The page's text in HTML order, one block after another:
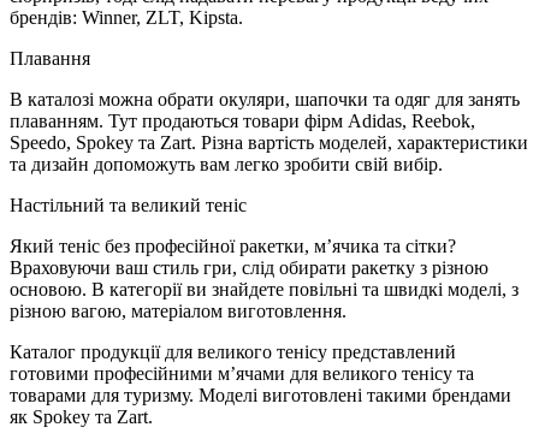
брендів: Winner, ZLT, Kipsta.
Плавання
В каталозі можна обрати окуляри, шапочки та одяг для занять
плаванням. Тут продаються товари фірм Adidas, Reebok,
Speedo, Spokey та Zart. Різна вартість моделей, характеристики
та дизайн допоможуть вам легко зробити свій вибір.
Настільний та великий теніс
Який теніс без професійної ракетки, м’ячика та сітки?
Враховуючи ваш стиль гри, слід обирати ракетку з різною
основою. В категорії ви знайдете повільні та швидкі моделі, з
різною вагою, матеріалом виготовлення.
Каталог продукції для великого тенісу представлений
готовими професійними м’ячами для великого тенісу та
товарами для туризму. Моделі виготовлені такими брендами
як Spokey та Zart.